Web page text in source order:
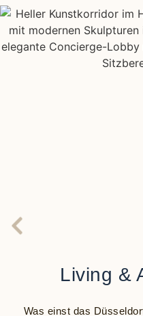
Living &
Was einst das